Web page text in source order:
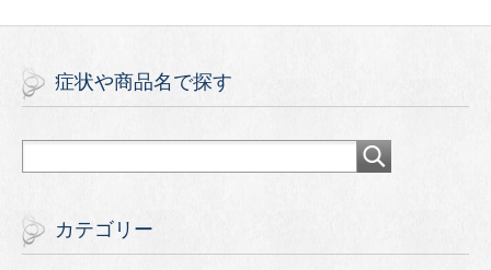
症状や商品名で探す
カテゴリー